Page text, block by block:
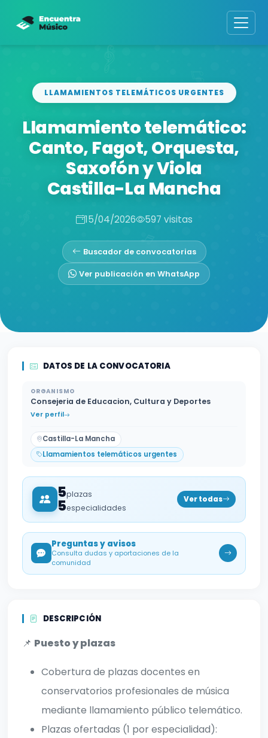
LLAMAMIENTOS TELEMÁTICOS URGENTES
Llamamiento telemático:
Canto, Fagot, Orquesta,
Saxofón y Viola
Castilla-La Mancha
15/04/2026 597 visitas
Buscador de convocatorias
Ver publicación en WhatsApp
DATOS DE LA CONVOCATORIA
ORGANISMO
Consejeria de Educacion, Cultura y Deportes
Ver perfil
Castilla-La Mancha
Llamamientos telemáticos urgentes
5plazas
5especialidades
Ver todas
Preguntas y avisos
Consulta dudas y aportaciones de la
comunidad
DESCRIPCIÓN
📌 Puesto y plazas
Cobertura de plazas docentes en
conservatorios profesionales de música
mediante llamamiento público telemático.
Plazas ofertadas (1 por especialidad):